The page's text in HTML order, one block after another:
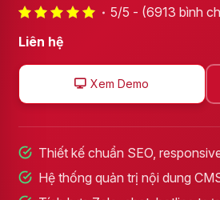
5/5 - (6913 bình
Liên hệ
Xem Demo
Thiết kế chuẩn SEO,
Hệ thống quản trị nội dung